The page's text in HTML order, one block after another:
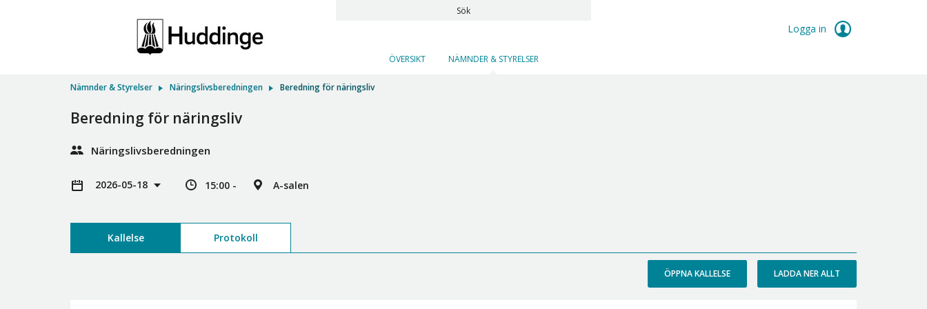
Sök
Logga in
ÖVERSIKT NÄMNDER & STYRELSER
Nämnder & Styrelser Näringslivsberedningen Beredning för näringsliv
Beredning för näringsliv
Näringslivsberedningen
2026-05-18 15:00 - A-salen
Kallelse Protokoll
ÖPPNA KALLELSE LADDA NER ALLT